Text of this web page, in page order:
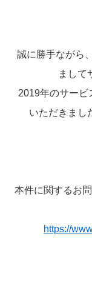
誠に勝手ながら
まして
2019年のサービ
いただきまし
本件に関するお
https://